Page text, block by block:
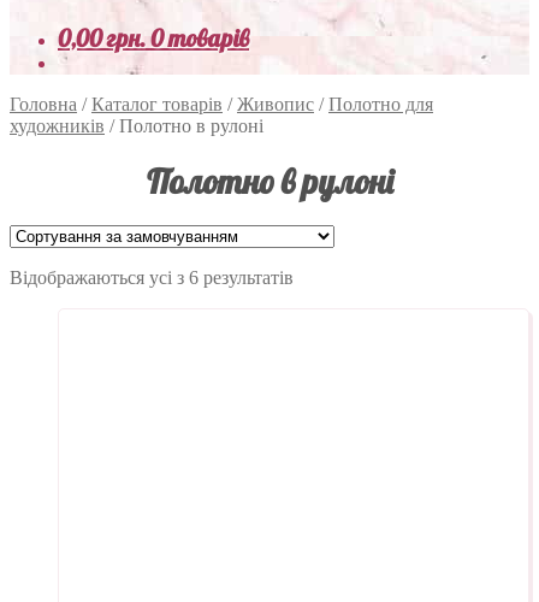
0,00грн.0 товарів
Головна /Каталог товарів /Живопис /Полотно для
художників /Полотно в рулоні
Полотно в рулоні
Відображаються усі з 6 результатів